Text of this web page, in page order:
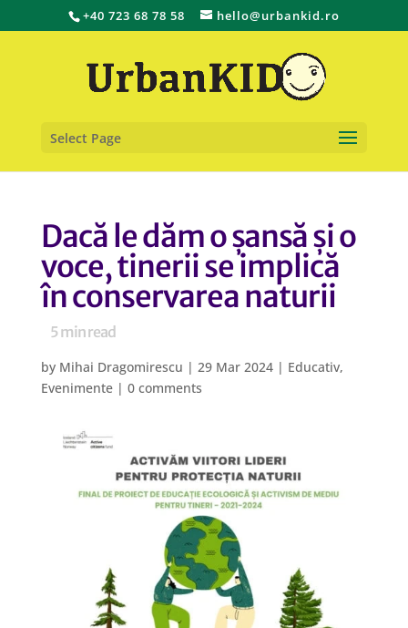
+40 723 68 78 58 hello@urbankid.ro
Select Page
Dacă le dăm o șansă și o
voce, tinerii se implică
în conservarea naturii
5min read
by Mihai Dragomirescu | 29 Mar 2024| Educativ,
Evenimente| 0 comments